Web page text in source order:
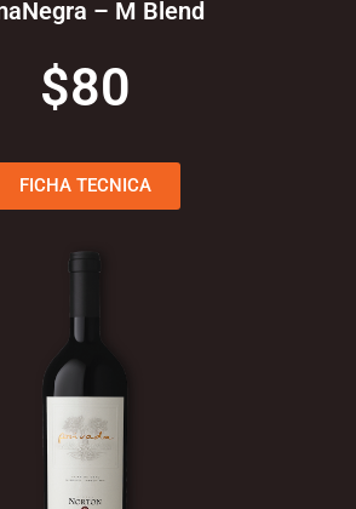
– M Blend
$80
FICHA TECNICA